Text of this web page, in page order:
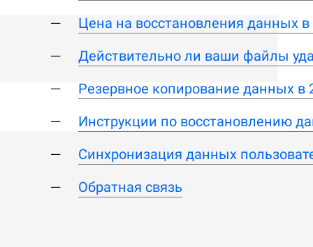
Цена на восстановления данных
Действительно ли ваши файлы
Резервное копирование данных в
Инструкции по восстановлению
Синхронизация данных
Обратная связь